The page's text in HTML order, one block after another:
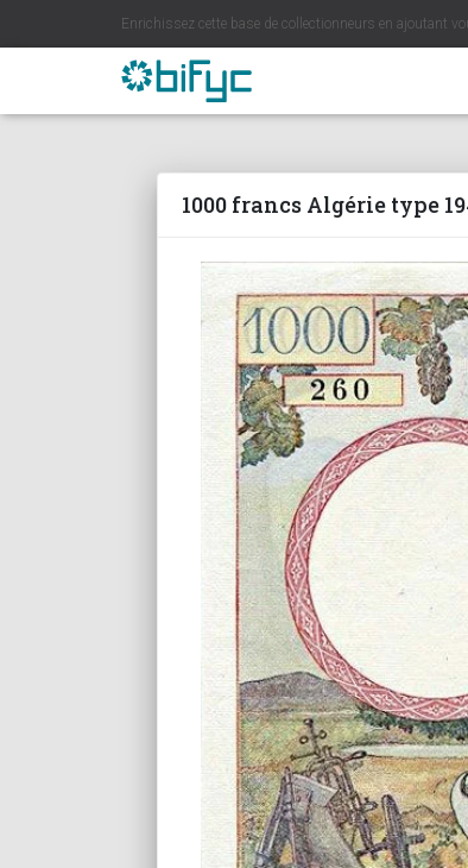
Enrichissez cette base de collectionneurs en ajoutant
1000 francs Algérie type